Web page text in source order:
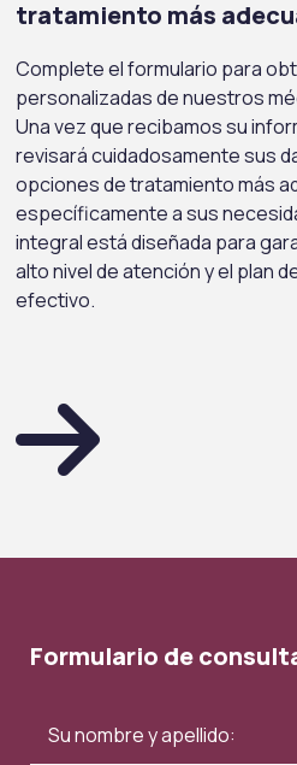
tratamiento más
Complete el formulario para
personalizadas de nuestros
Una vez que recibamos su
revisará cuidadosamente sus
opciones de tratamiento más
específicamente a sus
integral está diseñada para
alto nivel de atención y el plan
efectivo.
Formulario de